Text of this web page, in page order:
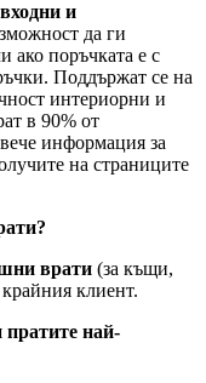
и
да ги
ако поръчката е с
Поддържат се на
интериорни и
в 90% от
информация за
на страниците
врати (за къщи,
клиент.
най-